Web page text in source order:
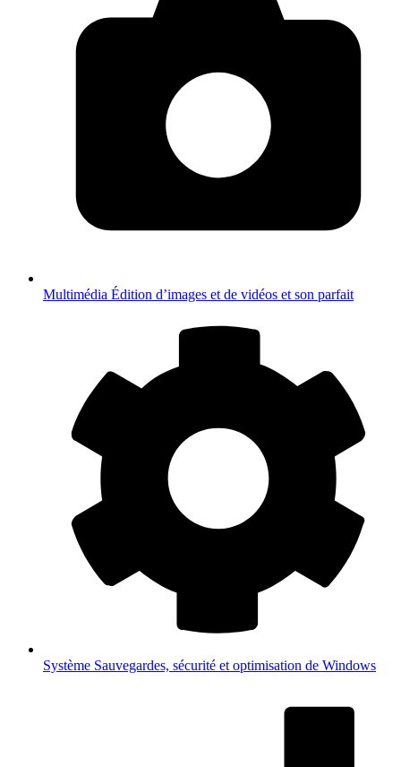
Multimédia Édition d’images et de vidéos et son parfait
Système Sauvegardes, sécurité et optimisation de Windows